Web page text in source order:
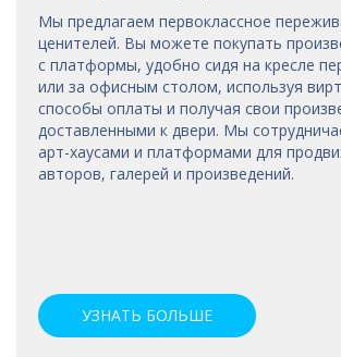
Мы предлагаем первоклассное
ценителей. Вы можете покупать
с платформы, удобно сидя на кресле
или за офисным столом, используя
способы оплаты и получая свои
доставленными к двери. Мы
арт-хаусами и платформами для
авторов, галерей и произведений.
УЗНАТЬ БОЛЬШЕ